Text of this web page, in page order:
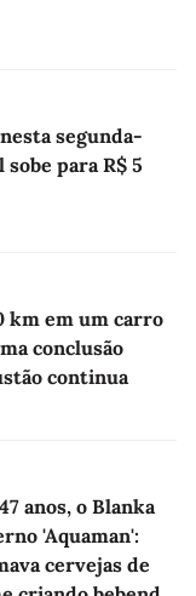
segunda-
para R$ 5
km em um carro
conclusão
continua
anos, o Blanka
'Aquaman':
cervejas de